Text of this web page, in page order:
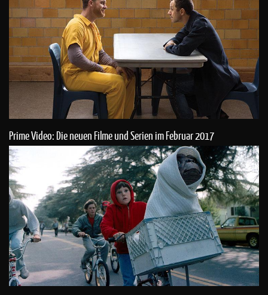
Prime Video: Die neuen Filme und Serien im Februar 2017